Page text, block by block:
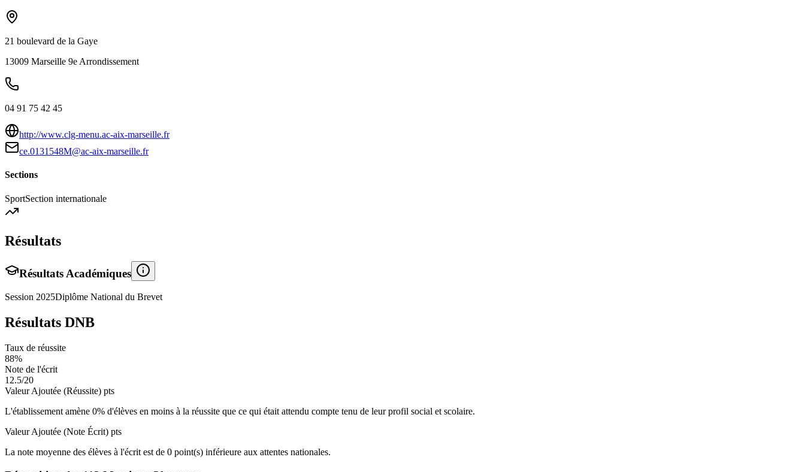
21 boulevard de la Gaye
13009 Marseille 9e Arrondissement
04 91 75 42 45
http://www.clg-menu.ac-aix-marseille.fr
ce.0131548M@ac-aix-marseille.fr
Sections
SportSection internationale
Résultats
Résultats Académiques
Session 2025Diplôme National du Brevet
Résultats DNB
Taux de réussite
88%
Note de l'écrit
12.5/20
Valeur Ajoutée (Réussite) pts
L'établissement amène 0% d'élèves en moins à la réussite que ce qui était attendu compte tenu de leur profil social et scolaire.
Valeur Ajoutée (Note Écrit) pts
La note moyenne des élèves à l'écrit est de 0 point(s) inférieure aux attentes nationales.